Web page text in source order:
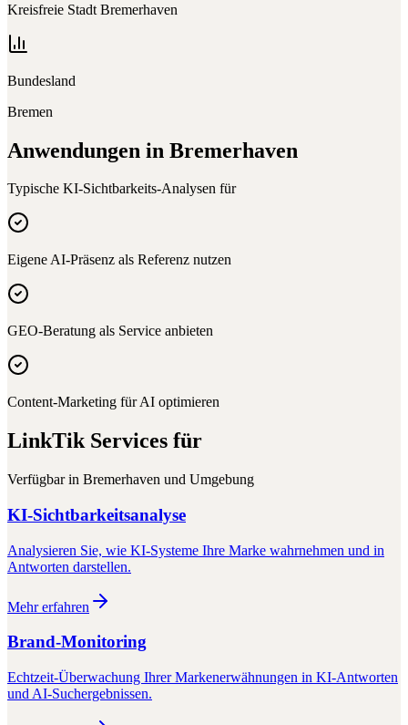
Kreisfreie Stadt Bremerhaven
Bundesland
Bremen
Anwendungen in Bremerhaven
Typische KI-Sichtbarkeits-Analysen für
Eigene AI-Präsenz als Referenz nutzen
GEO-Beratung als Service anbieten
Content-Marketing für AI optimieren
LinkTik Services für
Verfügbar in Bremerhaven und Umgebung
KI-Sichtbarkeitsanalyse
Analysieren Sie, wie KI-Systeme Ihre Marke wahrnehmen und in
Antworten darstellen.
Mehr erfahren
Brand-Monitoring
Echtzeit-Überwachung Ihrer Markenerwähnungen in KI-Antworten
und AI-Suchergebnissen.